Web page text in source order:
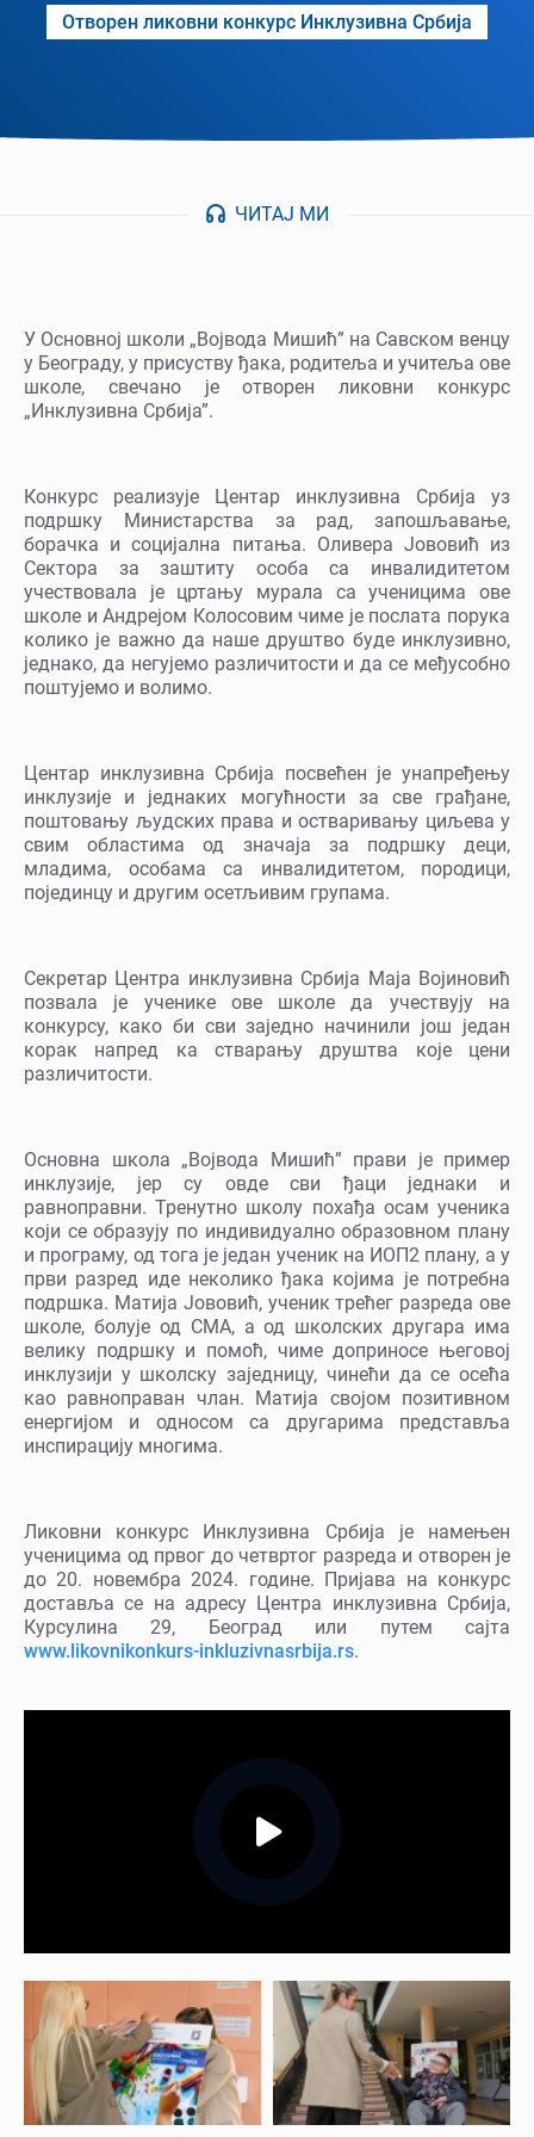
Отворен ликовни конкурс Инклузивна Србија
ЧИТАЈ МИ
У Основној школи „Војвода Мишић” на Савском венцу
у Београду, у присуству ђака, родитеља и учитеља ове
школе, свечано је отворен ликовни конкурс
„Инклузивна Србија”.
Конкурс реализује Центар инклузивна Србија уз
подршку Министарства за рад, запошљавање,
борачка и социјална питања. Оливера Јововић из
Сектора за заштиту особа са инвалидитетом
учествовала је цртању мурала са ученицима ове
школе и Андрејом Колосовим чиме је послата порука
колико је важно да наше друштво буде инклузивно,
једнако, да негујемо различитости и да се међусобно
поштујемо и волимо.
Центар инклузивна Србија посвећен је унапређењу
инклузије и једнаких могућности за све грађане,
поштовању људских права и остваривању циљева у
свим областима од значаја за подршку деци,
младима, особама са инвалидитетом, породици,
појединцу и другим осетљивим групама.
Секретар Центра инклузивна Србија Маја Војиновић
позвала је ученике ове школе да учествују на
конкурсу, како би сви заједно начинили још један
корак напред ка стварању друштва које цени
различитости.
Основна школа „Војвода Мишић” прави је пример
инклузије, јер су овде сви ђаци једнаки и
равноправни. Тренутно школу похађа осам ученика
који се образују по индивидуално образовном плану
и програму, од тога је један ученик на ИОП2 плану, а у
први разред иде неколико ђака којима је потребна
подршка. Матија Јововић, ученик трећег разреда ове
школе, болује од СМА, а од школских другара има
велику подршку и помоћ, чиме доприносе његовој
инклузији у школску заједницу, чинећи да се осећа
као равноправан члан. Матија својом позитивном
енергијом и односом са другарима представља
инспирацију многима.
Ликовни конкурс Инклузивна Србија је намењен
ученицима од првог до четвртог разреда и отворен је
до 20. новембра 2024. године. Пријава на конкурс
доставља се на адресу Центра инклузивна Србија,
Курсулина 29, Београд или путем сајта
www.likovnikonkurs-inkluzivnasrbija.rs.